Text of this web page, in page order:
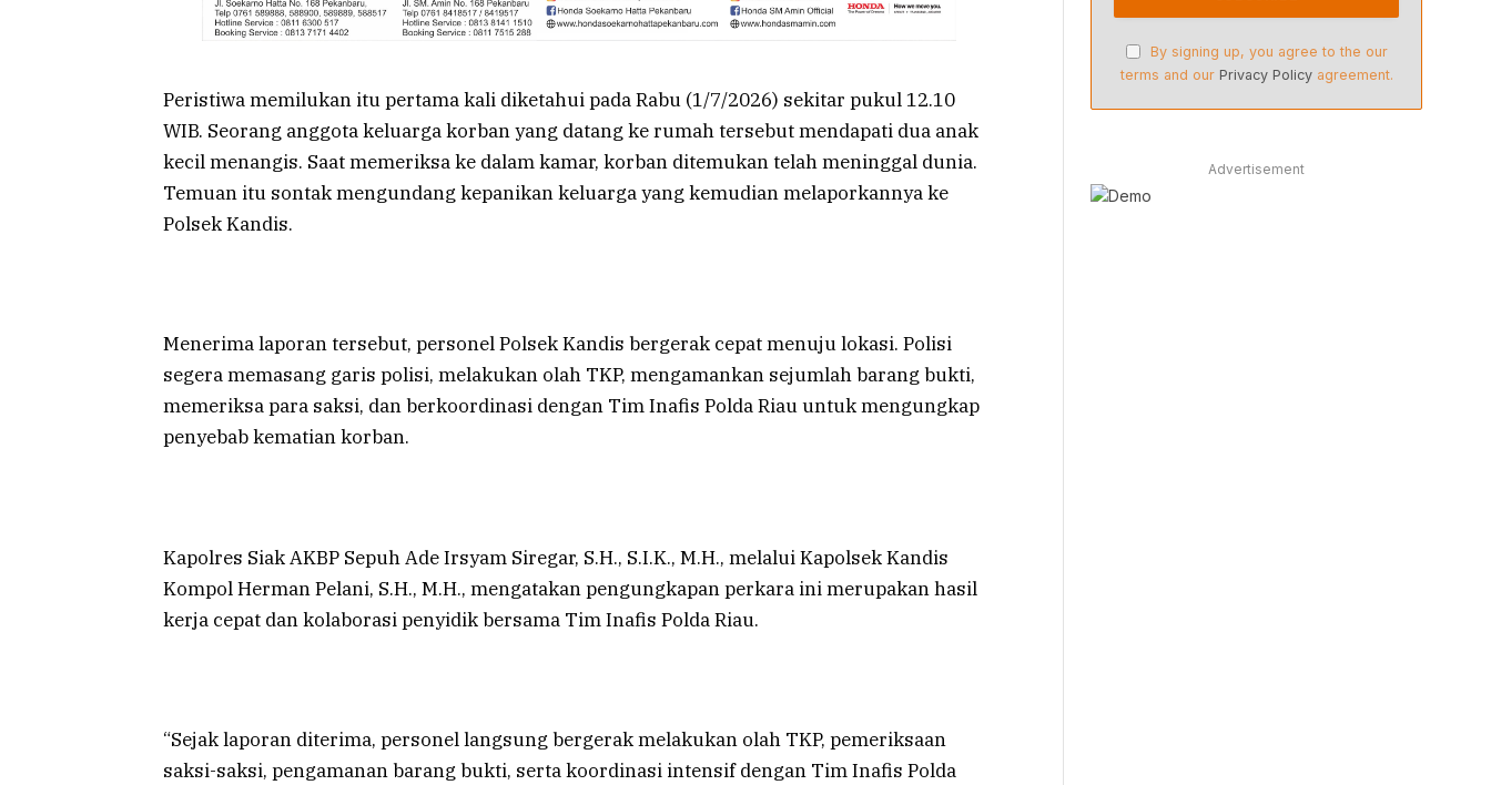
Peristiwa memilukan itu pertama kali diketahui pada Rabu (1/7/2026) sekitar pukul 12.10
WIB. Seorang anggota keluarga korban yang datang ke rumah tersebut mendapati dua anak
kecil menangis. Saat memeriksa ke dalam kamar, korban ditemukan telah meninggal dunia.
Temuan itu sontak mengundang kepanikan keluarga yang kemudian melaporkannya ke
Polsek Kandis.
Menerima laporan tersebut, personel Polsek Kandis bergerak cepat menuju lokasi. Polisi
segera memasang garis polisi, melakukan olah TKP, mengamankan sejumlah barang bukti,
memeriksa para saksi, dan berkoordinasi dengan Tim Inafis Polda Riau untuk mengungkap
penyebab kematian korban.
Kapolres Siak AKBP Sepuh Ade Irsyam Siregar, S.H., S.I.K., M.H., melalui Kapolsek Kandis
Kompol Herman Pelani, S.H., M.H., mengatakan pengungkapan perkara ini merupakan hasil
kerja cepat dan kolaborasi penyidik bersama Tim Inafis Polda Riau.
“Sejak laporan diterima, personel langsung bergerak melakukan olah TKP, pemeriksaan
saksi-saksi, pengamanan barang bukti, serta koordinasi intensif dengan Tim Inafis Polda
By signing up, you agree to the our
terms and our Privacy Policyagreement.
Advertisement